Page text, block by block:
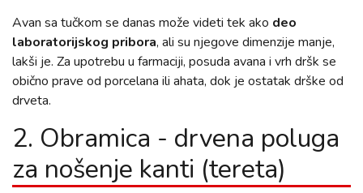
Avan sa tučkom se danas može videti tek ako deo
laboratorijskog pribora, ali su njegove dimenzije manje,
lakši je. Za upotrebu u farmaciji, posuda avana i vrh dršk se
obično prave od porcelana ili ahata, dok je ostatak drške od
drveta.
2. Obramica - drvena poluga
za nošenje kanti (tereta)